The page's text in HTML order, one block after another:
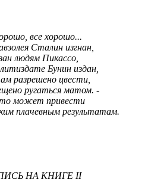
все хорошо...
Сталин изгнан,
людям Пикассо,
Бунин издан,
разрешено цвести,
ругаться матом. -
может привести
плачевным результатам.
НА КНИГЕ II